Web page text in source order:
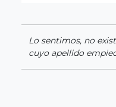
Lo sentimos, no
cuyo apellido